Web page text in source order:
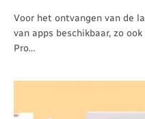
Voor het ontvangen van de
van apps beschikbaar, zo
Pro…